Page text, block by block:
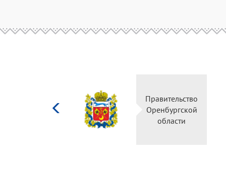
Министерство
культуры
Российской
федерации